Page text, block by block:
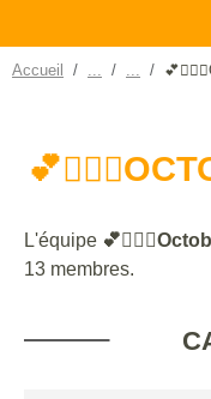
Accueil
L'équipe
13 membres.